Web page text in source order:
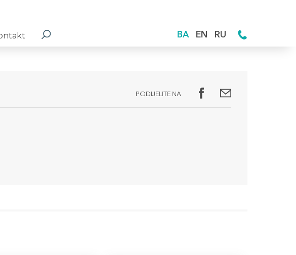
BA EN RU
PODIJELITE NA